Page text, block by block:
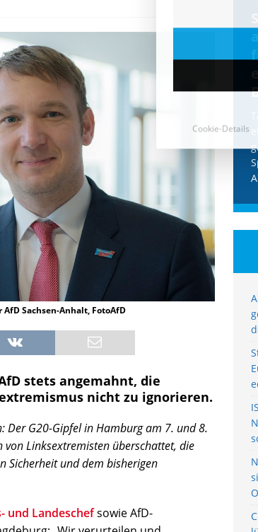
Sachsen-Anhalt, FotoAfD
stets angemahnt, die
nicht zu ignorieren.
Der G20-Gipfel in Hamburg am 7. und 8.
von Linksextremisten überschattet, die
Sicherheit und dem bisherigen
und Landeschefsowie AfD-
der Wahl wieder Afghanen
einfliegen: Zeit für ein
Asylmoratorium!
Die Bundesregierung und die CDU
halten die Wähler für dumm! Weil die
Stimmung wegen der von Afghanen
verübten Anschläge kippte, wurden die
Flüge vor der